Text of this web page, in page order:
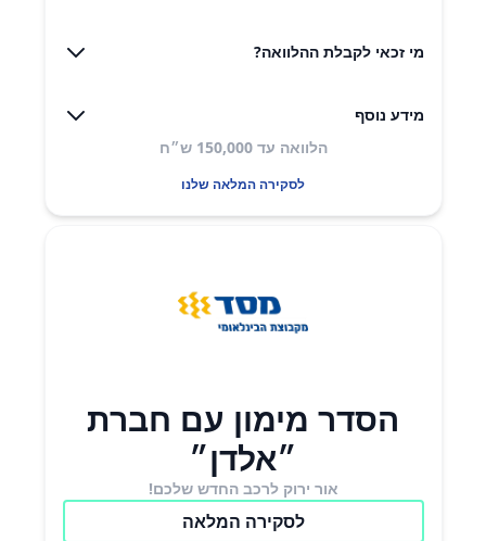
מי זכאי לקבלת ההלוואה?
מידע נוסף
הלוואה עד 150,000 ש״ח
לסקירה המלאה שלנו
הסדר מימון עם חברת
״אלדן״
אור ירוק לרכב החדש שלכם!
לסקירה המלאה